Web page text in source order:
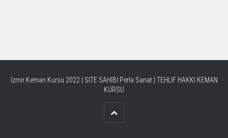
İzmir Keman Kursu 2022 | SITE SAHIBI Perla Sanat
TEHLIF HAKKI KEMAN
KURSU